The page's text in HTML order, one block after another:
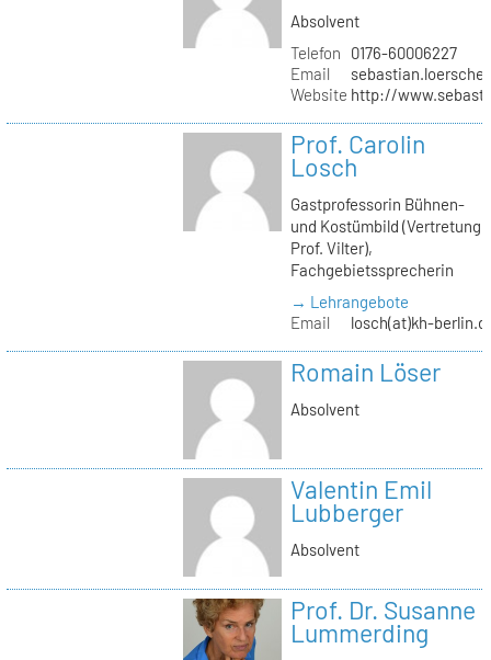
Absolvent
Telefon
0176-60006227
Email
Website http://
Prof. Carolin
Losch
Gastprofessorin Bühnen-
und Kostümbild (Vertretung
Prof. Vilter),
Fachgebietssprecherin
→ Lehrangebote
Email
losch(at)kh-
Romain Löser
Absolvent
Valentin Emil
Lubberger
Absolvent
Prof. Dr. Susanne
Lummerding